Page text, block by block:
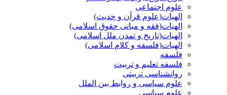
علوم اجتماعی
الهیات(علوم قرآن و حدیث)
الهیات(فقه و مبانی حقوق اسلامی)
الهیات(تاریخ و تمدن ملل اسلامی)
الهیات(فلسفه و کلام اسلامی)
فلسفه
فلسفه تعلیم و تربیت
روانشناسی تربیتی
علوم سیاسی و روابط بین الملل
علوم سیاسی